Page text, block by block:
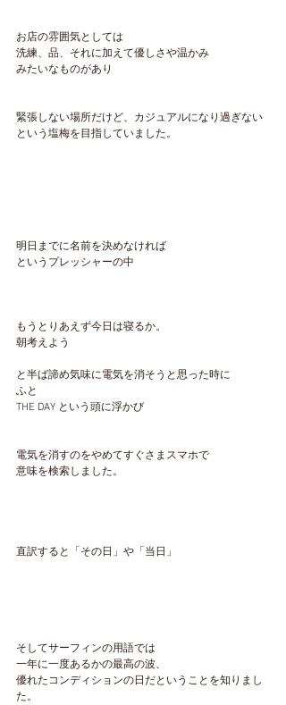
お店の雰囲気としては
洗練、品、それに加えて優しさや温かみ
みたいなものがあり
緊張しない場所だけど、カジュアルになり過ぎない
という塩梅を目指していました。
明日までに名前を決めなければ
というプレッシャーの中
もうとりあえず今日は寝るか。
朝考えよう
と半ば諦め気味に電気を消そうと思った時に
ふと
THE DAY という頭に浮かび
電気を消すのをやめてすぐさまスマホで
意味を検索しました。
直訳すると「その日」や「当日」
そしてサーフィンの用語では
一年に一度あるかの最高の波、
優れたコンディションの日だということを知りまし
た。